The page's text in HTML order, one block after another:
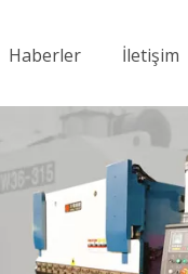
Haberler İletişim